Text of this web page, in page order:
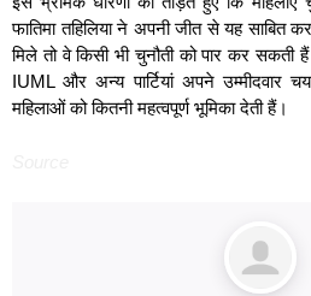
फातिमा तहिलिया ने अपनी जीत से यह साबित
मिले तो वे किसी भी चुनौती को पार कर सकती
IUML और अन्य पार्टियां अपने उम्मीदवार
महिलाओं को कितनी महत्वपूर्ण भूमिका देती हैं।